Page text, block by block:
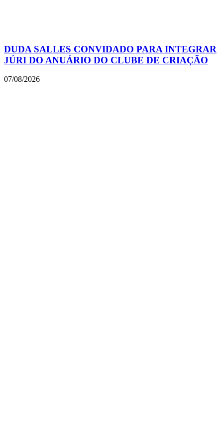
DUDA SALLES CONVIDADO PARA INTEGRAR
JÚRI DO ANUÁRIO DO CLUBE DE CRIAÇÃO
07/08/2026